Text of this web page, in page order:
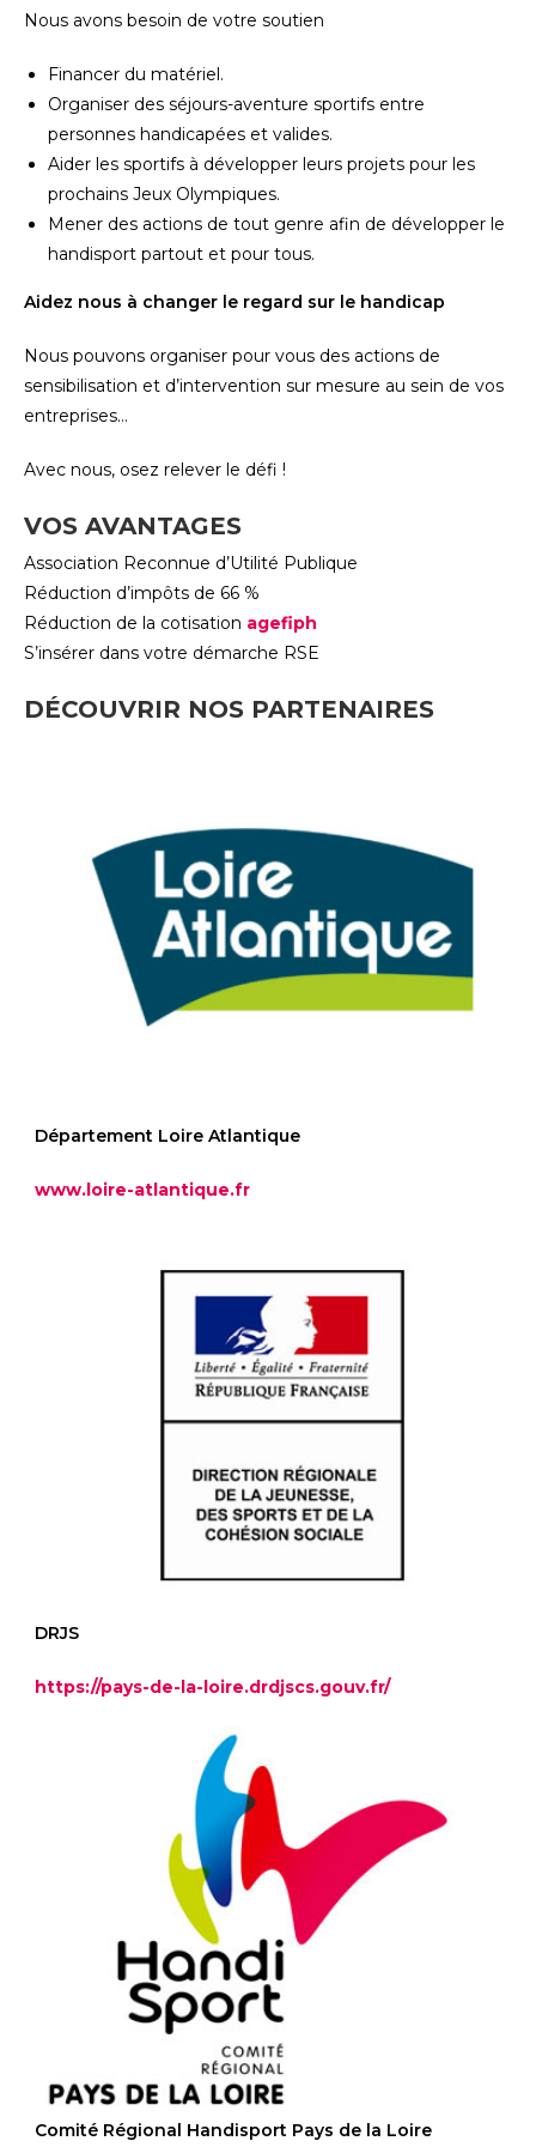
Nous avons besoin de votre soutien
Financer du matériel.
Organiser des séjours-aventure sportifs entre
personnes handicapées et valides.
Aider les sportifs à développer leurs projets pour les
prochains Jeux Olympiques.
Mener des actions de tout genre afin de développer le
handisport partout et pour tous.
Aidez nous à changer le regard sur le handicap
Nous pouvons organiser pour vous des actions de
sensibilisation et d’intervention sur mesure au sein de vos
entreprises…
Avec nous, osez relever le défi !
VOS AVANTAGES
Association Reconnue d’Utilité Publique
Réduction d’impôts de 66 %
Réduction de la cotisation agefiph
S’insérer dans votre démarche RSE
DÉCOUVRIR NOS PARTENAIRES
Département Loire Atlantique
www.loire-atlantique.fr
DRJS
https://pays-de-la-loire.drdjscs.gouv.fr/
Comité Régional Handisport Pays de la Loire